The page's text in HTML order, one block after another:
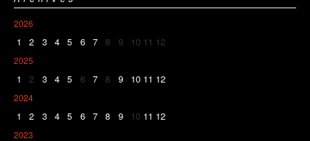
2026
1 2 3 4 5 6 7 8 9 10 11 12
2025
1 2 3 4 5 6 7 8 9 10 11 12
2024
1 2 3 4 5 6 7 8 9 10 11 12
2023